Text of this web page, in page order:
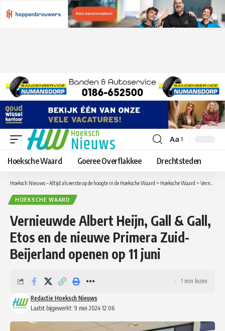
Lettergrootte
aanpassen
Aa
Hoeksche Waard Goeree Overflakkee Drechtsteden
Hoeksch Nieuws – Altijd als eerste op de hoogte in de Hoeksche Waard > Hoeksche Waard > Vernieuwde Albert Heijn, Gall & Gall, Etos en de nieuwe Primera Zuid-Beijerland openen op 11 juni
HOEKSCHE WAARD
Vernieuwde Albert Heijn, Gall & Gall,
Etos en de nieuwe Primera Zuid-
Beijerland openen op 11 juni
Laatst bijgewerkt: 9 mei 2024 12:06
Redactie Hoeksch Nieuws
1 min lezen